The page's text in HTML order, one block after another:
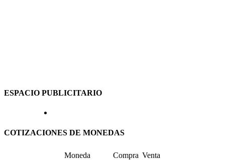
ESPACIO PUBLICITARIO
COTIZACIONES DE MONEDAS
Moneda Compra Venta